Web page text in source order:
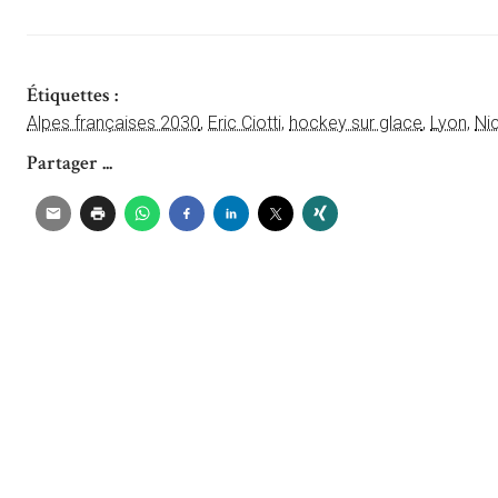
Étiquettes :
Alpes françaises 2030, Eric Ciotti, hockey sur glace, Lyon,
Partager ...